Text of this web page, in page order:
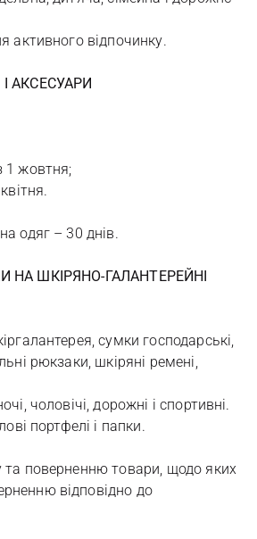
активного відпочинку.
АКСЕСУАРИ
1 жовтня;
одяг – 30 днів.
НА ШКІРЯНО-ГАЛАНТЕРЕЙНІ
сумки господарські,
рюкзаки, шкіряні ремені,
чоловічі, дорожні і спортивні.
портфелі і папки.
та поверненню товари, щодо яких
відповідно до